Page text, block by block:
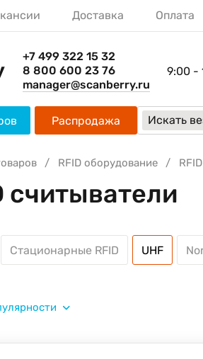
Доставка Оплата
+7 499 322 15 32
8 800 600 23 76
manager@scanberry.ru
9:00 -
Распродажа Искать
RFID оборудование
считыватели
Стационарные RFID UHF